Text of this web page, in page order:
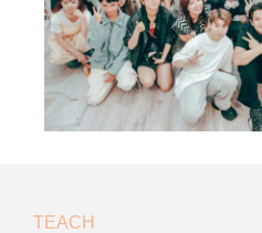
TEACH